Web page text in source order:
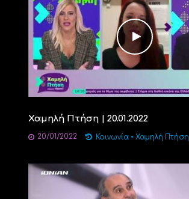
Χαμηλή Πτήση | 20.01.2022
20/01/2022 Κοινωνία • Χαμηλή Πτήση